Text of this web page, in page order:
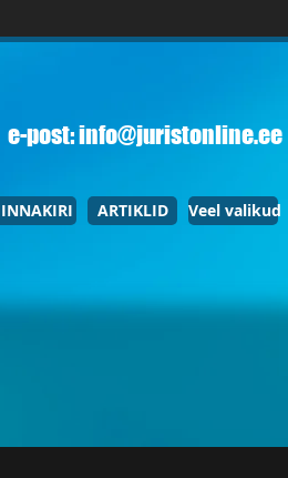
e-post:info@juristonline.ee
ARTIKLID Veel valikud